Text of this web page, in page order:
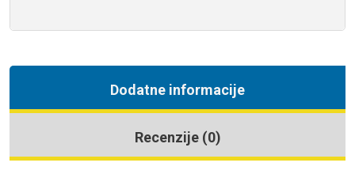
Dodatne informacije
Recenzije (0)